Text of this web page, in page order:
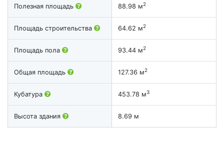
Полезная площадь 88.98 м2
Площадь строительства 64.62 м2
Площадь пола 93.44 м2
Общая площадь 127.36 м2
Кубатура 453.78 м3
Высота здания 8.69 м